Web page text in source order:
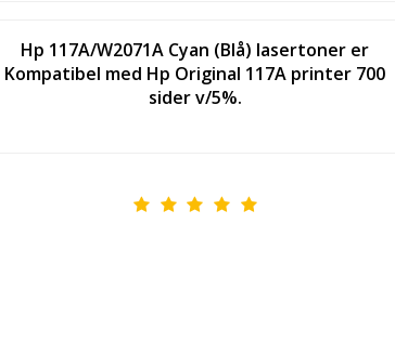
Hp 117A/W2071A Cyan (Blå) lasertoner er
Kompatibel med Hp Original 117A printer 700
sider v/5%.